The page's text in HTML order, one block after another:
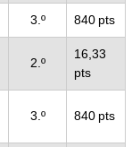
3.º 840 pts
2.º
16,33
pts
3.º 840 pts